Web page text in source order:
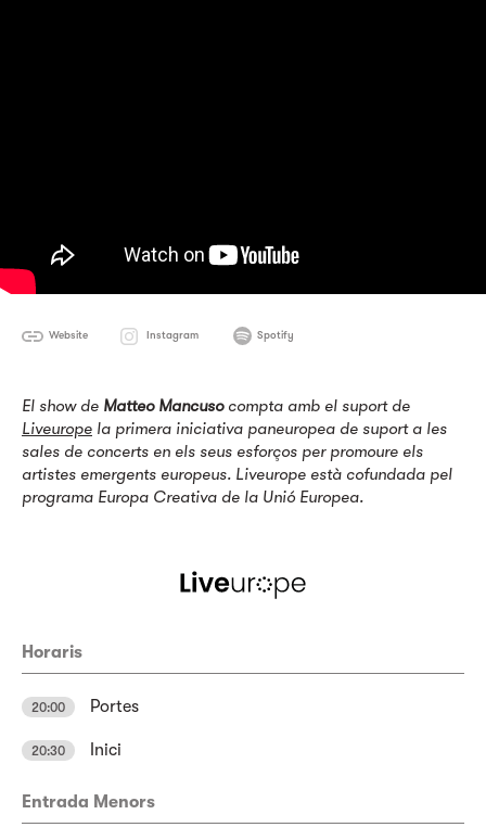
Website Instagram Spotify
El show de Matteo Mancusocompta amb el suport de
Liveurope la primera iniciativa paneuropea de suport a les
sales de concerts en els seus esforços per promoure els
artistes emergents europeus. Liveurope està cofundada pel
programa Europa Creativa de la Unió Europea.
Horaris
20:00 Portes
20:30 Inici
Entrada Menors